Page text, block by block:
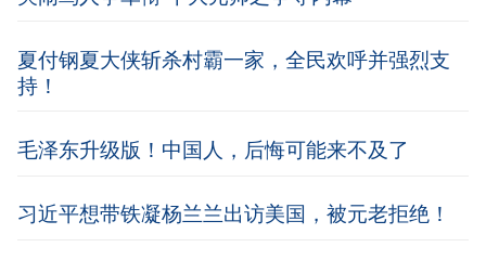
夏付钢夏大侠斩杀村霸一家，全民欢呼并强烈支
持！
毛泽东升级版！中国人，后悔可能来不及了
习近平想带铁凝杨兰兰出访美国，被元老拒绝！